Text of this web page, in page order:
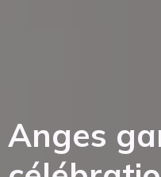
Anges